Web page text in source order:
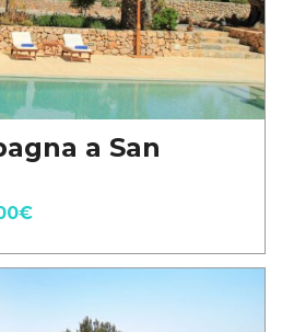
a San